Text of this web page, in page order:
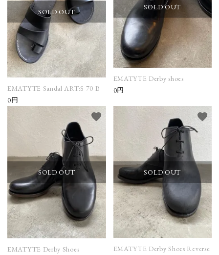
SOLD OUT
EMATYTE Sandal ART:S 70 B
0円
SOLD OUT
EMATYTE Derby shoes
0円
SOLD OUT
EMATYTE Derby Shoes
favorite
SOLD OUT
EMATYTE Derby Shoes Reverse
favorite